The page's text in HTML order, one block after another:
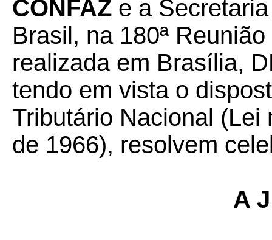
CONFAZ e a
Brasil, na 180ª
realizada em Brasília,
tendo em vista o
Tributário Nacional (Lei
de 1966), resolvem
A